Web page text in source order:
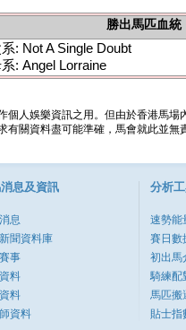
勝出馬匹血統
: Not A Single Doubt
: Angel Lorraine
個人娛樂資訊之用。但由於香港馬
有關資料盡可能準確，馬會就此並
息及資訊
息
聞資料庫
事
料
料
資料
分析
速勢能
賽日數
初出馬
騎練配
馬匹搬
貼士指